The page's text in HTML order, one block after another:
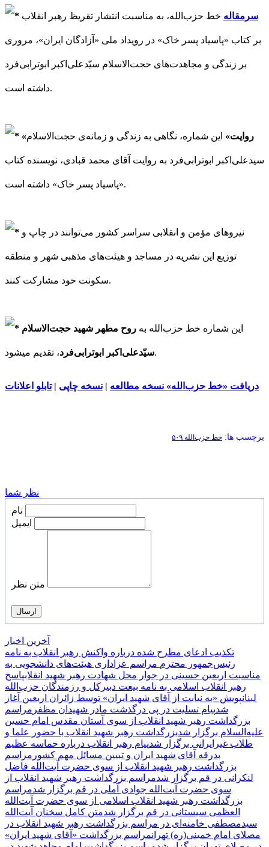
سرمقاله خط حزب‌الله، به مناسبت انتشار تقریظ رهبر انقلاب
بر کتاب «پاسیاد پسر خاک» در رویداد ملی «آزادگان ایران»، مروری
بر زندگی و مجاهدت‌های حجت‌الاسلام سیّدعلی‌اکبر ابوترابی‌فرد
داشته است.
«روایت» این شماره، نگاهی به زندگی و زمانه‌ی حجت‌الاسلام
سیدعلی‌اکبر ابوترابی‌فرد به روایت آقای محمد قبادی، نویسنده کتاب
«پاسیاد پسر خاک» داشته است.
نیروهای مؤمن و انقلابی سراسر کشور می‌توانند در چاپ و
توزیع این نشریه در مساجد و هیئت‌های مذهبی شهر و منطقه
سکونت خود مشارکت کنند.
این شماره خط حزب‌الله به روح مطهر شهید حجت‌الاسلام
سیّدعلی‌اکبر ابوترابی‌فرد، تقدیم میشود.
دریافت «خط حزب‌الله» نسخه مطالعه | نسخه چاپی |تابلو اعلانات
برچسب ها: خط حزب‌الله ۵۰۹
نظر شما
نام
ایمیل
متن نظر
آخرین اخبار
تکذیب ادعای مطرح شده درباره واکنش رهبر انقلاب به نامه
رئیس‌جمهور محترم مراسم عزاداری هیئت‌های دانشجویی به
مناسبت اربعین حسینی در جوار محل شهادت رهبر شهید انقلابپاسخ
رهبر انقلاب اسلامی به نامه بیعت دبیرکل و رزمندگان حزب‌الله
لبنانپویش «به نیابت از آقای شهید ایران» توسط زائران اربعین آغاز
شدپیام تسلیت در پی درگذشت مادر شهیدان مظفر مراسم
بزرگداشت رهبر شهید انقلاب از سوی آستان مقدس امام حسین
علیه‌السلام برگزار شدبزرگداشت رهبر شهید انقلاب با حضور علما و
طلاب غیر‌‌‌ایرانی برگزار شدپیام رهبر انقلاب درباره حماسه عظیم
بدرقه آقای شهید ایران و تبیین مسائل مهم کشور مراسم
بزرگداشت رهبر شهید انقلاب از سوی حضرت آیت‌الله فاضل
لنکرانی در قم برگزار شدمراسم بزرگداشت رهبر شهید انقلاب از
سوی حضرت آیت‌الله جوادی آملی در قم برگزار شدمراسم
بزرگداشت رهبر شهید انقلاب اسلامی از سوی حضرت آیت‌الله
العظمی سیستانی در قم برگزار شدمتن کامل سخنان آیت‌الله
سیدمصطفی خامنه‌ای در مراسم بزرگداشت رهبر شهید انقلاب در
مصلای امام خمینی(ره) تهرانمراسم بزرگداشت «آقای شهید ایران»